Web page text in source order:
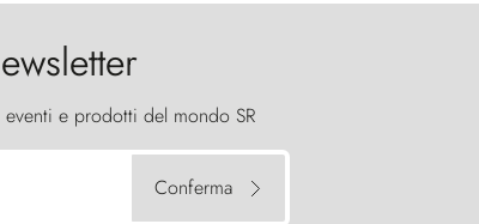
e prodotti del mondo SR
Conferma